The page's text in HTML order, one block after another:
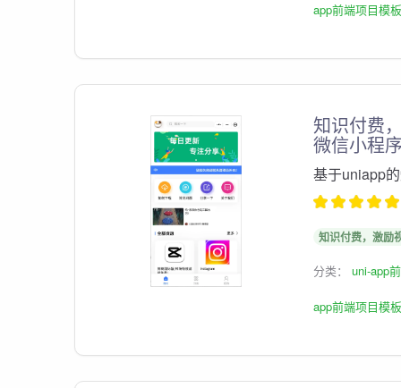
app前端项目模板
知识付费
微信小程
基于uniapp
知识付费，激励
分类： uni-app
app前端项目模板